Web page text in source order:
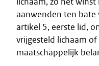
aanwenden ten bate
artikel 5, eerste lid,
vrijgesteld lichaam
maatschappelijk